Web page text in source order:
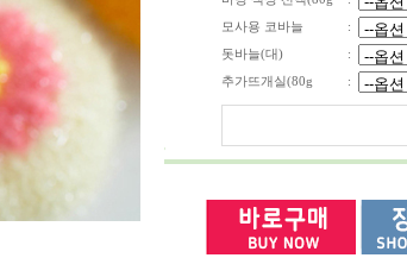
모사용 코바늘
:
돗바늘(대)
:
추가뜨개실(80g
: